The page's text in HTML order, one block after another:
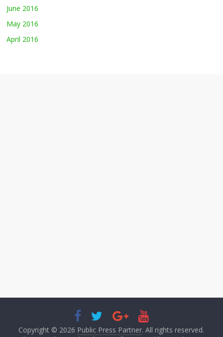
June 2016
May 2016
April 2016
Copyright © 2026 Public Press Partner. All rights reserved.